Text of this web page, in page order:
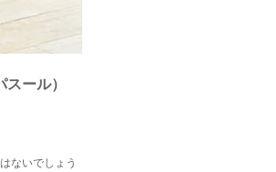
スール）
ないでしょう